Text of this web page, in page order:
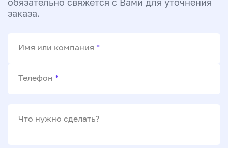
заказа.
Имя или компания *
Телефон *
Что нужно сделать?